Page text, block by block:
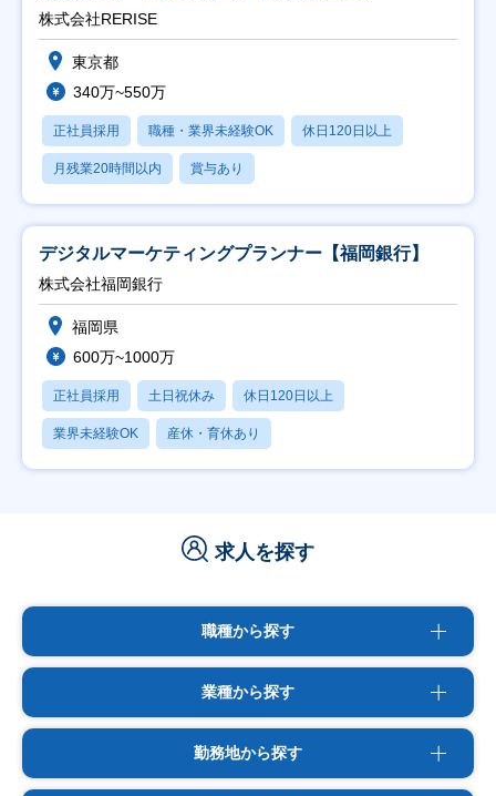
株式会社RERISE
東京都
340万~550万
正社員採用 職種・業界未経験OK 休日120日以上
月残業20時間以内 賞与あり
デジタルマーケティングプランナー【福岡銀行】
株式会社福岡銀行
福岡県
600万~1000万
正社員採用 土日祝休み 休日120日以上
業界未経験OK 産休・育休あり
求人を探す
職種から探す
業種から探す
勤務地から探す